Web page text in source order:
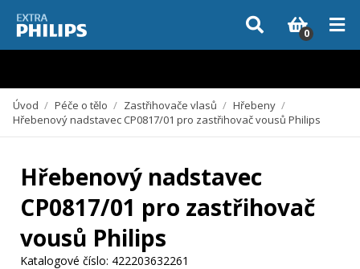
Vzhledem k aktuální situaci se může dodání dílů, které nejsou skladem,
zpozdit. Děkujeme za pochopení.
0
Úvod / Péče o tělo / Zastřihovače vlasů / Hřebeny /
Hřebenový nadstavec CP0817/01 pro zastřihovač vousů Philips
Hřebenový nadstavec
CP0817/01 pro zastřihovač
vousů Philips
Katalogové číslo: 422203632261